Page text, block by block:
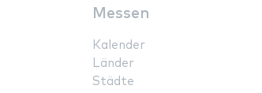
Messen
Kalender
Länder
Städte